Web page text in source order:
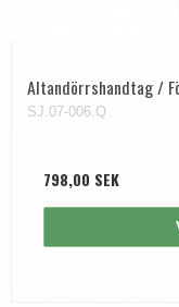
Altandörrshandtag /
SJ.07-006.Q
798,00 SEK